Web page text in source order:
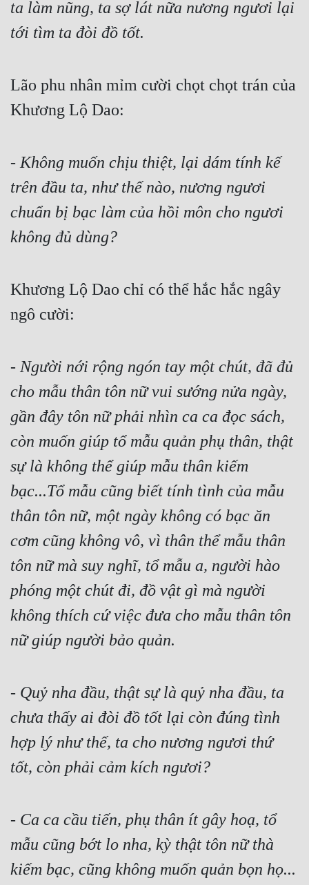
Sảng Văn
Sắc
Thanh Xuân
Tiên Hiệp
Trinh Thám
Tu Chân
Tu Tiên
Vô Địch
Võ Hiệp
Võng Du
Xuyên Không
Xuyên Nhanh
Xuyên Sách
Điền Văn
Đô Thị
Đông Phương
Đông Phương Huyền Huyễn
Cẩu Đạo Trường Sinh
Ngự Thú
Truyện Nam
Xây Dựng Thế Lực
ta làm nũng, ta sợ lát nữa nương ngươi lại
tới tìm ta đòi đồ tốt.
Lão phu nhân mỉm cười chọt chọt trán của
Khương Lộ Dao:
- Không muốn chịu thiệt, lại dám tính kế
trên đầu ta, như thế nào, nương ngươi
chuẩn bị bạc làm của hồi môn cho ngươi
không đủ dùng?
Khương Lộ Dao chỉ có thể hắc hắc ngây
ngô cười:
- Người nới rộng ngón tay một chút, đã đủ
cho mẫu thân tôn nữ vui sướng nửa ngày,
gần đây tôn nữ phải nhìn ca ca đọc sách,
còn muốn giúp tổ mẫu quản phụ thân, thật
sự là không thể giúp mẫu thân kiếm
bạc...Tổ mẫu cũng biết tính tình của mẫu
thân tôn nữ, một ngày không có bạc ăn
cơm cũng không vô, vì thân thể mẫu thân
tôn nữ mà suy nghĩ, tổ mẫu a, người hào
phóng một chút đi, đồ vật gì mà người
không thích cứ việc đưa cho mẫu thân tôn
nữ giúp người bảo quản.
- Quỷ nha đầu, thật sự là quỷ nha đầu, ta
chưa thấy ai đòi đồ tốt lại còn đúng tình
hợp lý như thế, ta cho nương ngươi thứ
tốt, còn phải cảm kích ngươi?
- Ca ca cầu tiến, phụ thân ít gây hoạ, tổ
mẫu cũng bớt lo nha, kỳ thật tôn nữ thà
kiếm bạc, cũng không muốn quản bọn họ...